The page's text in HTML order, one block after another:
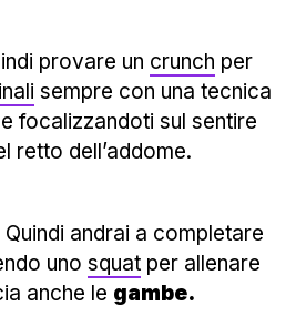
provare un crunch per
sempre con una tecnica
focalizzandoti sul sentire
retto dell’addome.
Quindi andrai a completare
uno squat per allenare
anche le gambe.